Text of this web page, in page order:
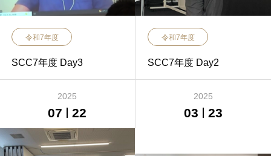
令和7年度
SCC7年度 Day3
令和7年度
SCC7年度 Day2
2025
07 22
2025
03 23